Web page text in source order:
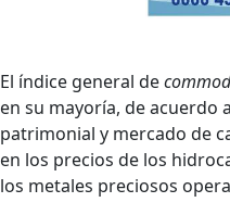
El índice general de
en su mayoría, de acuerdo
patrimonial y mercado de
en los precios de los
los metales preciosos